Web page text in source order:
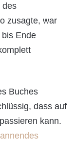
des
zusagte, war
Ende
Buches
dass auf
kann.